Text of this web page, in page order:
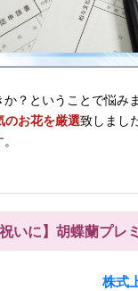
？ということで悩みま
のお花を厳選致しまし
祝いに】胡蝶蘭プレ
株式